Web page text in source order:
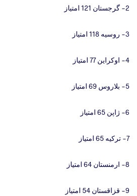
2- گرجستان 121 امتیاز
3- روسیه 118 امتیاز
4- اوکراین 77 امتیاز
5- بلاروس 69 امتیاز
6- ژاپن 65 امتیاز
7- ترکیه 65 امتیاز
8- ارمنستان 64 امتیاز
9- قزاقستان 54 امتیاز